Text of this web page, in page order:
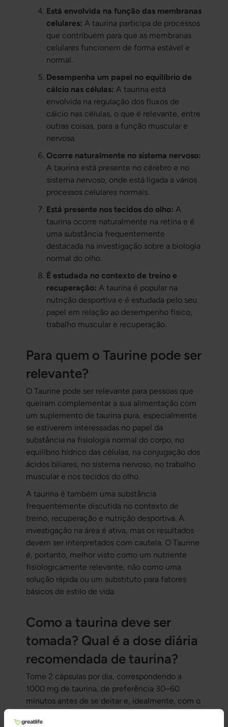
Está envolvida na função das membranas
celulares: A taurina participa de processos
que contribuem para que as membranas
celulares funcionem de forma estável e
normal.
Desempenha um papel no equilíbrio de
cálcio nas células: A taurina está
envolvida na regulação dos fluxos de
cálcio nas células, o que é relevante, entre
outras coisas, para a função muscular e
nervosa.
Ocorre naturalmente no sistema nervoso:
A taurina está presente no cérebro e no
sistema nervoso, onde está ligada a vários
processos celulares normais.
Está presente nos tecidos do olho: A
taurina ocorre naturalmente na retina e é
uma substância frequentemente
destacada na investigação sobre a biologia
normal do olho.
É estudada no contexto de treino e
recuperação: A taurina é popular na
nutrição desportiva e é estudada pelo seu
papel em relação ao desempenho físico,
trabalho muscular e recuperação.
Para quem o Taurine pode ser
relevante?
O Taurine pode ser relevante para pessoas que
queiram complementar a sua alimentação com
um suplemento de taurina pura, especialmente
se estiverem interessadas no papel da
substância na fisiologia normal do corpo, no
equilíbrio hídrico das células, na conjugação dos
ácidos biliares, no sistema nervoso, no trabalho
muscular e nos tecidos do olho.
A taurina é também uma substância
frequentemente discutida no contexto de
treino, recuperação e nutrição desportiva. A
investigação na área é ativa, mas os resultados
devem ser interpretados com cautela. O Taurine
é, portanto, melhor visto como um nutriente
fisiologicamente relevante, não como uma
solução rápida ou um substituto para fatores
básicos de estilo de vida.
Como a taurina deve ser
tomada? Qual é a dose diária
recomendada de taurina?
Tome 2 cápsulas por dia, correspondendo a
1000 mg de taurina, de preferência 30–60
minutos antes de se deitar e, idealmente, com o